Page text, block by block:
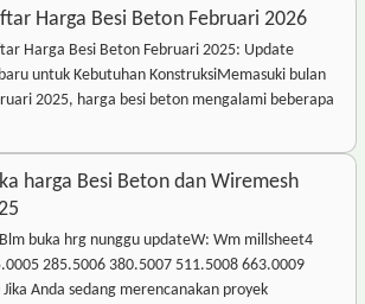
Harga Besi Beton Februari 2026
Harga Besi Beton Februari 2025: Update
untuk Kebutuhan KonstruksiMemasuki bulan
2025, harga besi beton mengalami beberapa
harga Besi Beton dan Wiremesh
buka hrg nunggu updateW: Wm millsheet4
285.5006 380.5007 511.5008 663.0009
Anda sedang merencanakan proyek